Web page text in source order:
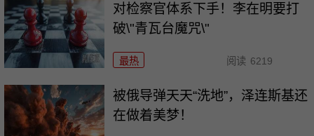
对检察官体系下手！李在明要打
破\"青瓦台魔咒\"
最热 阅读 6219
被俄导弹天天“洗地”，泽连斯基还
在做着美梦！